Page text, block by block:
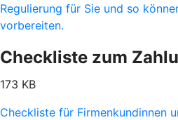
Regulierung für Sie und so
vorbereiten.
Checkliste zum
173 KB
Checkliste für Firmenkundinnen